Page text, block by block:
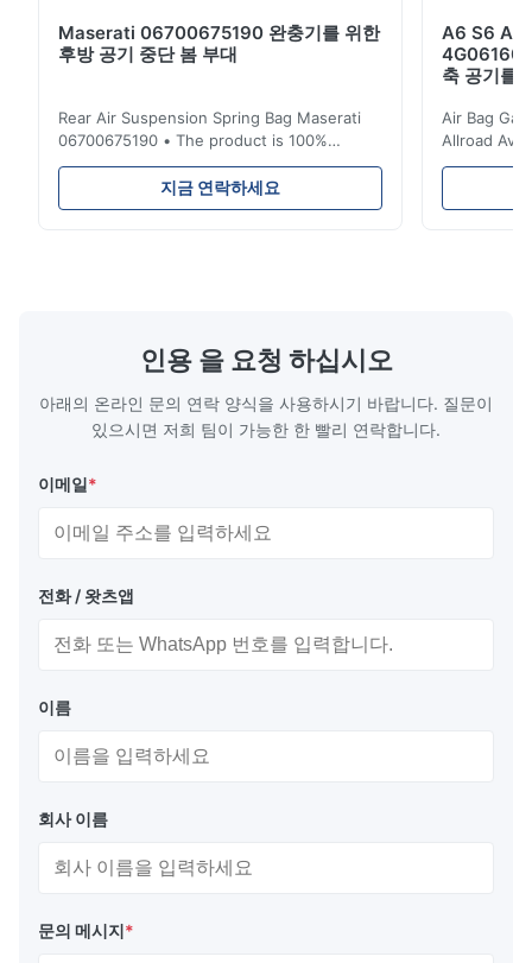
Maserati 06700675190 완충기를 위한
후방 공기 중단 봄 부대
Rear Air Suspension Spring Bag Maserati
06700675190 • The product is 100%
compatible with the original part. Product:
Air Spring & Air Bag OEM No.: 06700675190
Model No.: 06700675190 Position: Rear
지금 연락하세요
A6 S6 A7
축 공기를
Air Bag
Allroad
인용 을 요청 하십시오
아래의 온라인 문의 연락 양식을 사용하시기 바랍니다. 질문이
있으시면 저희 팀이 가능한 한 빨리 연락합니다.
이메일*
전화 / 왓츠앱
이름
회사 이름
문의 메시지 *